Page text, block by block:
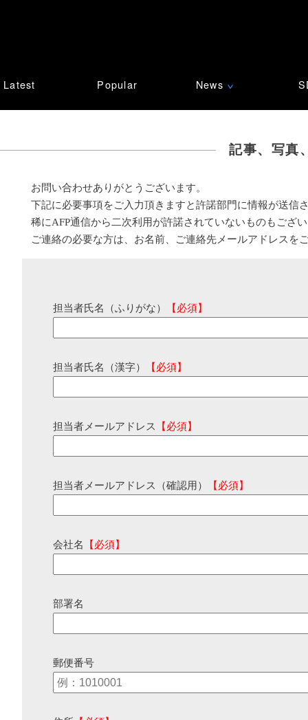
Latest Popular News ∨
記事、写真
お問い合わせありがとうございます。
下記に必要事項をご入力頂きますと許諾部門に情報が送信
稀にAFP通信から二次利用が許諾されていないものもござ
ご連絡の必要な方は、お名前、ご連絡先メールアドレスを
担当者氏名（ふりがな） 【必須】
担当者氏名（漢字） 【必須】
担当者メールアドレス 【必須】
担当者メールアドレス（確認用） 【必須】
会社名 【必須】
部署名
郵便番号